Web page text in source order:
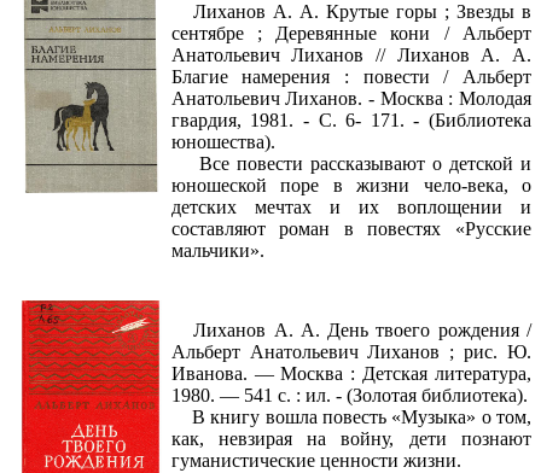
Лиханов А. А. Крутые горы ; Звезды в
сентябре ; Деревянные кони / Альберт
Анатольевич Лиханов // Лиханов А. А.
Благие намерения : повести / Альберт
Анатольевич Лиханов. - Москва : Молодая
гвардия, 1981. - С. 6- 171. - (Библиотека
юношества).
Все повести рассказывают о детской и
юношеской поре в жизни чело-века, о
детских мечтах и их воплощении и
составляют роман в повестях «Русские
мальчики».
Лиханов А. А. День твоего рождения /
Альберт Анатольевич Лиханов ; рис. Ю.
Иванова. — Москва : Детская литература,
1980. — 541 с. : ил. - (Золотая библиотека).
В книгу вошла повесть «Музыка» о том,
как, невзирая на войну, дети познают
гуманистические ценности жизни.